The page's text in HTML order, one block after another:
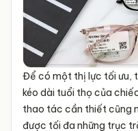
Để có một thị lực tối ưu,
kéo dài tuổi thọ của
thao tác cần thiết cũng
được tối đa những trục